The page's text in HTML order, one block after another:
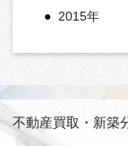
2015年
不動産買取・新築